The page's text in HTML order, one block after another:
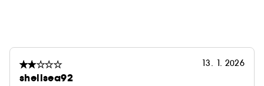
13. 1. 2026
shellsea92